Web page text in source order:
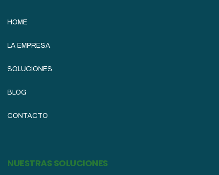
HOME
LA EMPRESA
SOLUCIONES
BLOG
CONTACTO
NUESTRAS SOLUCIONES